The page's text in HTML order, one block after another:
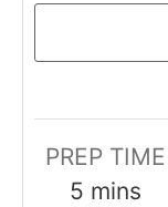
PREP TIME
5minutes
mins